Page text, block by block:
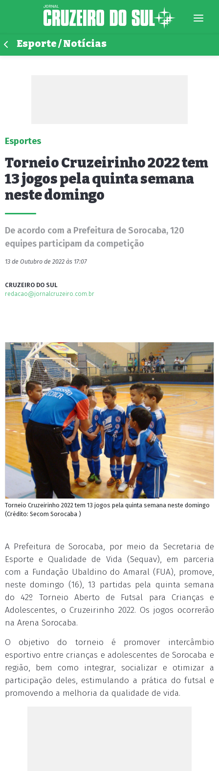
Esporte / Notícias
Esportes
Torneio Cruzeirinho 2022 tem
13 jogos pela quinta semana
neste domingo
De acordo com a Prefeitura de Sorocaba, 120
equipes participam da competição
13 de Outubro de 2022 às 17:07
CRUZEIRO DO SUL
redacao@jornalcruzeiro.com.br
Torneio Cruzeirinho 2022 tem 13 jogos pela quinta semana neste domingo
(Crédito: Secom Sorocaba )
A Prefeitura de Sorocaba, por meio da Secretaria de
Esporte e Qualidade de Vida (Sequav), em parceria
com a Fundação Ubaldino do Amaral (FUA), promove,
neste domingo (16), 13 partidas pela quinta semana
do 42º Torneio Aberto de Futsal para Crianças e
Adolescentes, o Cruzeirinho 2022. Os jogos ocorrerão
na Arena Sorocaba.
O objetivo do torneio é promover intercâmbio
esportivo entre crianças e adolescentes de Sorocaba e
região, bem como integrar, socializar e otimizar a
participação deles, estimulando a prática do futsal e
promovendo a melhoria da qualidade de vida.